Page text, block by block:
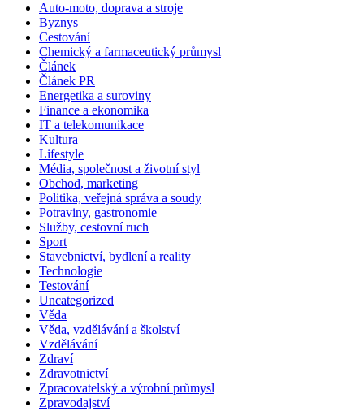
Auto-moto, doprava a stroje
Byznys
Cestování
Chemický a farmaceutický průmysl
Článek
Článek PR
Energetika a suroviny
Finance a ekonomika
IT a telekomunikace
Kultura
Lifestyle
Média, společnost a životní styl
Obchod, marketing
Politika, veřejná správa a soudy
Potraviny, gastronomie
Služby, cestovní ruch
Sport
Stavebnictví, bydlení a reality
Technologie
Testování
Uncategorized
Věda
Věda, vzdělávání a školství
Vzdělávání
Zdraví
Zdravotnictví
Zpracovatelský a výrobní průmysl
Zpravodajství